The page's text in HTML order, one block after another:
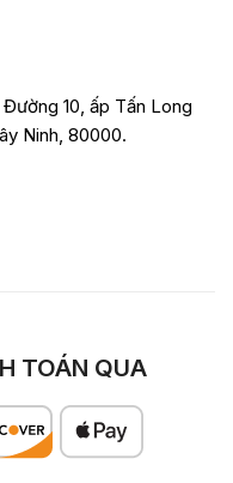
10, ấp Tấn Long
Ninh, 80000.
TOÁN QUA